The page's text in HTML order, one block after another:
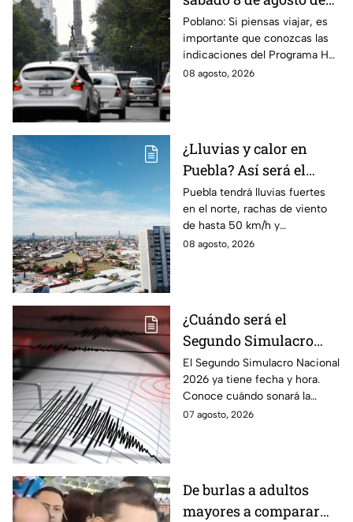
2026: ¿Qué autos no
transitan en la CDMX y
EdoMex?
Poblano: Si piensas viajar, es
importante que conozcas las
indicaciones del Programa Hoy
No Circula HOY sábado 8 de
08 agosto, 2026
¿Lluvias y calor en
Puebla? Así será el
clima HOY sábado 8 de
agosto
Puebla tendrá lluvias fuertes
en el norte, rachas de viento
de hasta 50 km/h y
temperaturas de hasta 40 °C
08 agosto, 2026
¿Cuándo será el
Segundo Simulacro
Nacional 2026? A esta
hora sonará la alerta
sísmica
El Segundo Simulacro Nacional
2026 ya tiene fecha y hora.
Conoce cuándo sonará la
alerta sísmica y qué ocurrirá
07 agosto, 2026
De burlas a adultos
mayores a comparar